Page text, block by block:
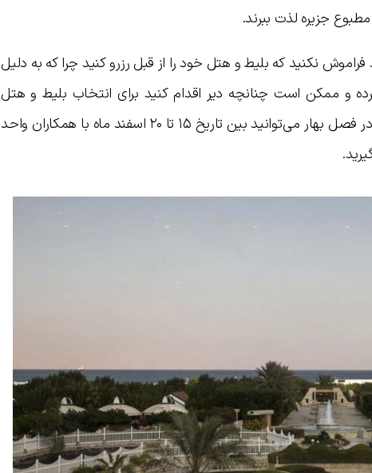
جزیره لذت ببرند.
نکنید که بلیط و هتل خود را از قبل رزرو کنید چرا که به دلیل
و ممکن است چنانچه دیر اقدام کنید برای انتخاب بلیط و هتل
موردنظرتان دچار مشکل شوید. برای رزرو تور کیش در فصل بهار می‌توانید بین تاریخ ۱۵ تا ۲۰ اسفند ماه با همکاران واحد